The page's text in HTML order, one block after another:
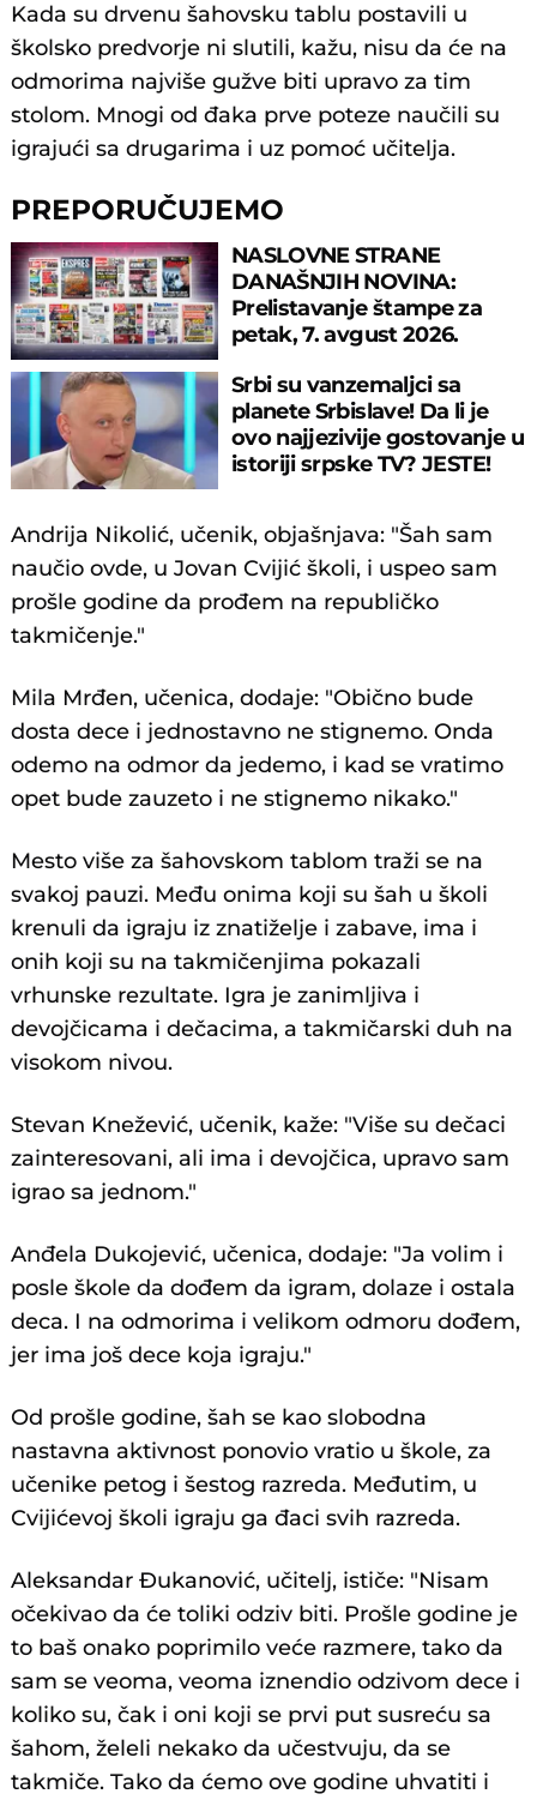
Kada su drvenu šahovsku tablu postavili u
školsko predvorje ni slutili, kažu, nisu da će na
odmorima najviše gužve biti upravo za tim
stolom. Mnogi od đaka prve poteze naučili su
igrajući sa drugarima i uz pomoć učitelja.
PREPORUČUJEMO
NASLOVNE STRANE
DANAŠNJIH NOVINA:
Prelistavanje štampe za
petak, 7. avgust 2026.
Srbi su vanzemaljci sa
planete Srbislave! Da li je
ovo najjezivije gostovanje u
istoriji srpske TV? JESTE!
Andrija Nikolić, učenik, objašnjava: "Šah sam
naučio ovde, u Jovan Cvijić školi, i uspeo sam
prošle godine da prođem na republičko
takmičenje."
Mila Mrđen, učenica, dodaje: "Obično bude
dosta dece i jednostavno ne stignemo. Onda
odemo na odmor da jedemo, i kad se vratimo
opet bude zauzeto i ne stignemo nikako."
Mesto više za šahovskom tablom traži se na
svakoj pauzi. Među onima koji su šah u školi
krenuli da igraju iz znatiželje i zabave, ima i
onih koji su na takmičenjima pokazali
vrhunske rezultate. Igra je zanimljiva i
devojčicama i dečacima, a takmičarski duh na
visokom nivou.
Stevan Knežević, učenik, kaže: "Više su dečaci
zainteresovani, ali ima i devojčica, upravo sam
igrao sa jednom."
Anđela Dukojević, učenica, dodaje: "Ja volim i
posle škole da dođem da igram, dolaze i ostala
deca. I na odmorima i velikom odmoru dođem,
jer ima još dece koja igraju."
Od prošle godine, šah se kao slobodna
nastavna aktivnost ponovio vratio u škole, za
učenike petog i šestog razreda. Međutim, u
Cvijićevoj školi igraju ga đaci svih razreda.
Aleksandar Đukanović, učitelj, ističe: "Nisam
očekivao da će toliki odziv biti. Prošle godine je
to baš onako poprimilo veće razmere, tako da
sam se veoma, veoma iznendio odzivom dece i
koliko su, čak i oni koji se prvi put susreću sa
šahom, želeli nekako da učestvuju, da se
takmiče. Tako da ćemo ove godine uhvatiti i